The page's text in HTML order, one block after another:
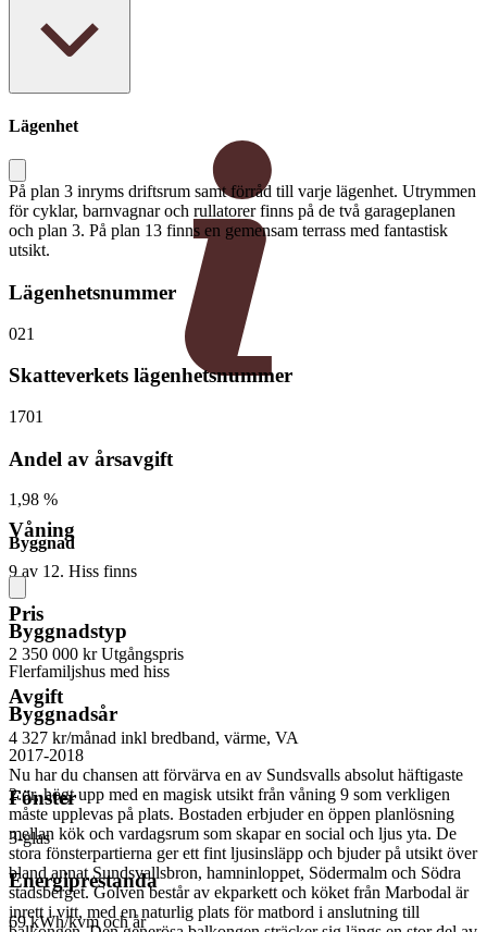
Våning
9 av 12. Hiss finns
Pris
2 350 000 kr Utgångspris
Avgift
4 327 kr/månad inkl bredband, värme, VA
Nu har du chansen att förvärva en av Sundsvalls absolut häftigaste
2:or, högt upp med en magisk utsikt från våning 9 som verkligen
måste upplevas på plats. Bostaden erbjuder en öppen planlösning
mellan kök och vardagsrum som skapar en social och ljus yta. De
stora fönsterpartierna ger ett fint ljusinsläpp och bjuder på utsikt över
bland annat Sundsvallsbron, hamninloppet, Södermalm och Södra
stadsberget. Golven består av ekparkett och köket från Marbodal är
inrett i vitt, med en naturlig plats för matbord i anslutning till
Lägenhet
På plan 3 inryms driftsrum samt förråd till varje lägenhet. Utrymmen
för cyklar, barnvagnar och rullatorer finns på de två garageplanen
och plan 3. På plan 13 finns en gemensam terrass med fantastisk
utsikt.
Lägenhetsnummer
021
Skatteverkets lägenhetsnummer
1701
Andel av årsavgift
1,98 %
Byggnad
Byggnadstyp
Flerfamiljshus med hiss
Byggnadsår
2017-2018
Fönster
3-glas
Energiprestanda
69 kWh/kvm och år